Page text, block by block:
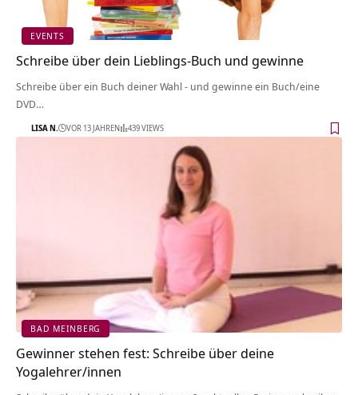
EVENTS
Schreibe über dein Lieblings-Buch und gewinne
Schreibe über ein Buch deiner Wahl - und gewinne ein Buch/eine
DVD…
LISA N. VOR 13 JAHREN 439 VIEWS
BAD MEINBERG
Gewinner stehen fest: Schreibe über deine
Yogalehrer/innen